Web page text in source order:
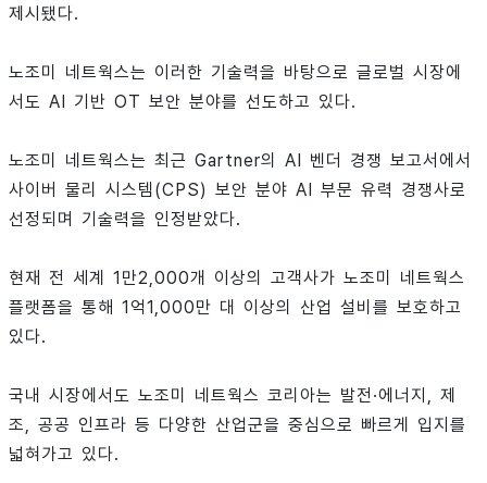
제시됐다.
노조미 네트웍스는 이러한 기술력을 바탕으로 글로벌 시장에
서도 AI 기반 OT 보안 분야를 선도하고 있다.
노조미 네트웍스는 최근 Gartner의 AI 벤더 경쟁 보고서에서
사이버 물리 시스템(CPS) 보안 분야 AI 부문 유력 경쟁사로
선정되며 기술력을 인정받았다.
현재 전 세계 1만2,000개 이상의 고객사가 노조미 네트웍스
플랫폼을 통해 1억1,000만 대 이상의 산업 설비를 보호하고
있다.
국내 시장에서도 노조미 네트웍스 코리아는 발전·에너지, 제
조, 공공 인프라 등 다양한 산업군을 중심으로 빠르게 입지를
넓혀가고 있다.